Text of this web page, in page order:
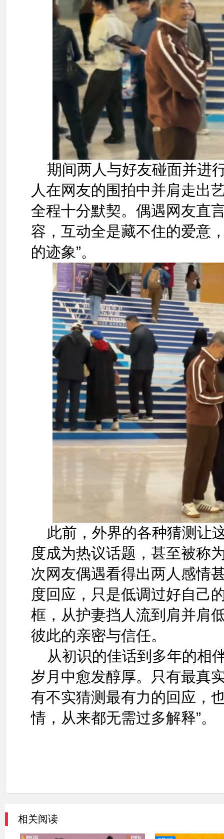
期间两人与好友碰面并进
人在网友的围拍中并肩走出
全程十分默契。偶遇网友直
容，互动全是藏不住的爱意
的迹象”。
此前，外界的各种猜测让
度成为热议话题，甚至被称
次网友偶遇看得出两人感情
度回应，只是低调过好自己
框，从护妻挡人流到肩并肩
彼此的亲密与信任。
从初识的佳话到多年的相
岁月中愈发醇厚。只有最真
有不实猜测最有力的回应，
情，从来都无需过多解释”。
相关阅读